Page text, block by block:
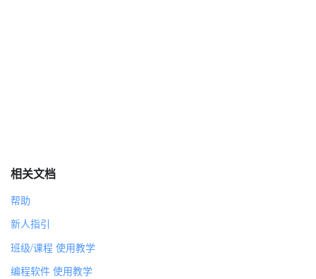
相关文档
帮助
新人指引
班级/课程 使用教学
编程软件 使用教学